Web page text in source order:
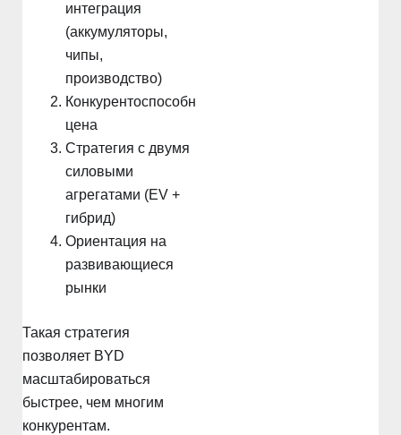
интеграция
(аккумуляторы,
чипы,
производство)
Конкурентоспособная
цена
Стратегия с двумя
силовыми
агрегатами (EV +
гибрид)
Ориентация на
развивающиеся
рынки
Такая стратегия
позволяет BYD
масштабироваться
быстрее, чем многим
конкурентам.